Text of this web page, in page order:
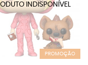
PROMOÇÃO